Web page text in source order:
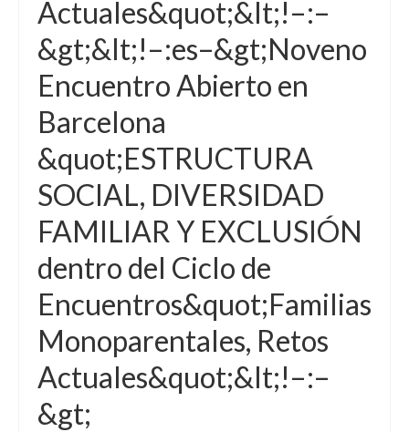
Actuales&quot;&lt;!–:–
&gt;&lt;!–:es–&gt;Noveno
Encuentro Abierto en
Barcelona
&quot;ESTRUCTURA
SOCIAL, DIVERSIDAD
FAMILIAR Y EXCLUSIÓN
dentro del Ciclo de
Encuentros&quot;Familias
Monoparentales, Retos
Actuales&quot;&lt;!–:–
&gt;